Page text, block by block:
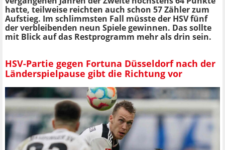
hatte, teilweise reichten auch schon 57 Zähler zum
Aufstieg. Im schlimmsten Fall müsste der HSV fünf
der verbleibenden neun Spiele gewinnen. Das sollte
mit Blick auf das Restprogramm mehr als drin sein.
HSV-Partie gegen Fortuna Düsseldorf nach der
Länderspielpause gibt die Richtung vor